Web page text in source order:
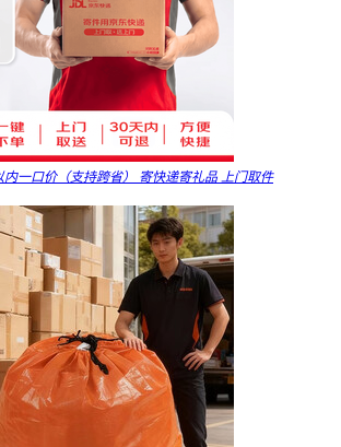
内一口价（支持跨省） 寄快递寄礼品 上门取件